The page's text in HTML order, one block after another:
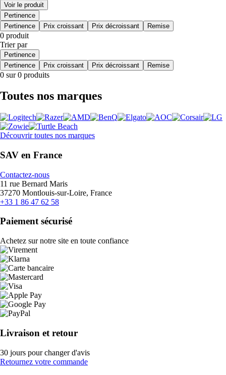
Voir le produit
Pertinence
Pertinence
Prix croissant Prix décroissant Remise
0 produit
Trier par
Pertinence
Pertinence
Prix croissant Prix décroissant Remise
0 sur 0 produits
Toutes nos marques
Découvrir toutes nos marques
SAV en France
Contactez-nous
11 rue Bernard Maris
37270 Montlouis-sur-Loire, France
+33 1 86 47 62 58
Paiement sécurisé
Achetez sur notre site en toute confiance
Livraison et retour
30 jours pour changer d'avis
Retournez votre commande